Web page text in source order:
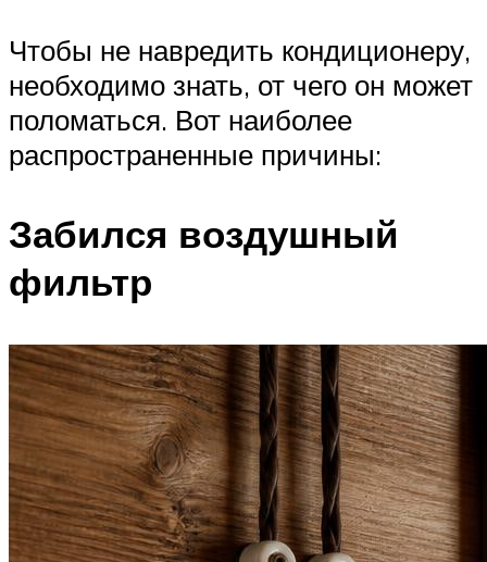
Чтобы не навредить кондиционеру,
необходимо знать, от чего он может
поломаться. Вот наиболее
распространенные причины:
Забился воздушный
фильтр